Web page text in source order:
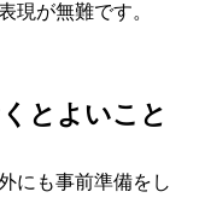
現が無難です。
とよいこと
にも事前準備をし